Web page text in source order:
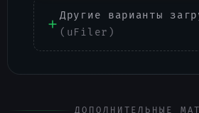
Другие варианты
(uFiler)
ДОПОЛНИТЕЛЬНЫЕ